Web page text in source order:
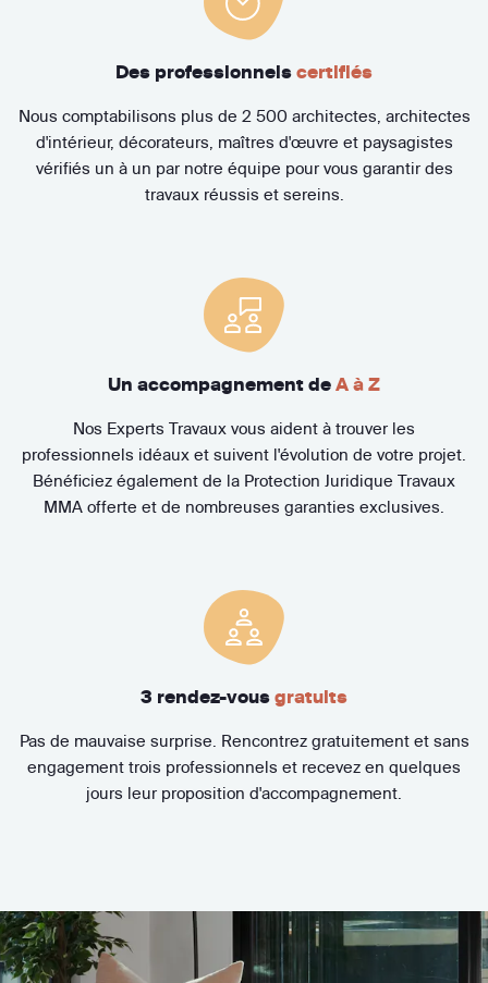
Des professionnels certifiés
Nous comptabilisons plus de 2 500 architectes, architectes
d'intérieur, décorateurs, maîtres d'œuvre et paysagistes
vérifiés un à un par notre équipe pour vous garantir des
travaux réussis et sereins.
Un accompagnement de A à Z
Nos Experts Travaux vous aident à trouver les
professionnels idéaux et suivent l'évolution de votre projet.
Bénéficiez également de la Protection Juridique Travaux
MMA offerte et de nombreuses garanties exclusives.
3 rendez-vous gratuits
Pas de mauvaise surprise. Rencontrez gratuitement et sans
engagement trois professionnels et recevez en quelques
jours leur proposition d'accompagnement.